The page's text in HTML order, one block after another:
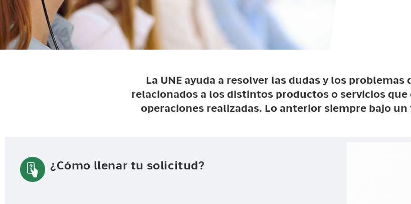
La UNE ayuda a resolver las dudas y los
relacionados a los distintos productos o servicios que
operaciones realizadas. Lo anterior siempre bajo
¿Cómo llenar tu solicitud?